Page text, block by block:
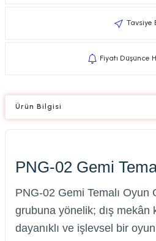
Tavsiye
Fiyatı Düşünce
Ürün Bilgisi
PNG-02 Gemi
PNG-02 Gemi Temalı Oyun
grubuna yönelik; dış mekân
dayanıklı ve işlevsel bir